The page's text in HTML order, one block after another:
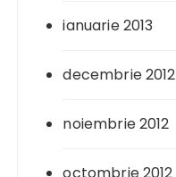
ianuarie 2013
decembrie 2012
noiembrie 2012